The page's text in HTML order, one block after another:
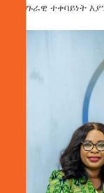
አህጉራዊ ተቀባይነት